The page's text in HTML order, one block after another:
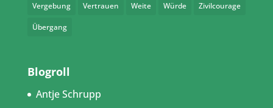
Vergebung Vertrauen Weite Würde Zivilcourage
Übergang
Blogroll
Antje Schrupp